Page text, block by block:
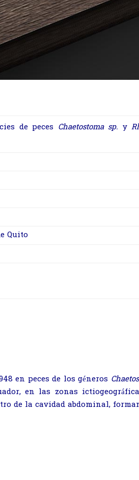
de peces Chaetostoma sp. y
Quito
en peces de los géneros
en las zonas
de la cavidad abdominal,